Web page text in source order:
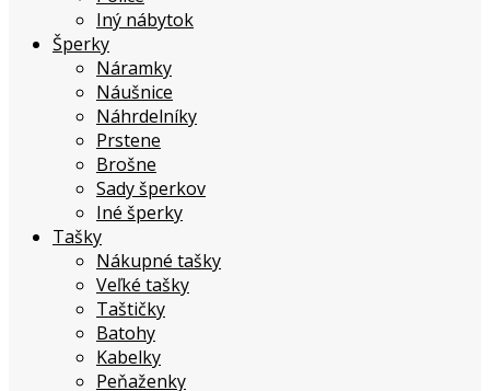
Iný nábytok
Šperky
Náramky
Náušnice
Náhrdelníky
Prstene
Brošne
Sady šperkov
Iné šperky
Tašky
Nákupné tašky
Veľké tašky
Taštičky
Batohy
Kabelky
Peňaženky